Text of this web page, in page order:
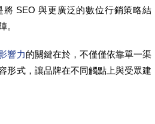
SEO 與更廣泛的數位行銷策略結
。
響力的關鍵在於，不僅僅依靠單一渠
形式，讓品牌在不同觸點上與受眾建